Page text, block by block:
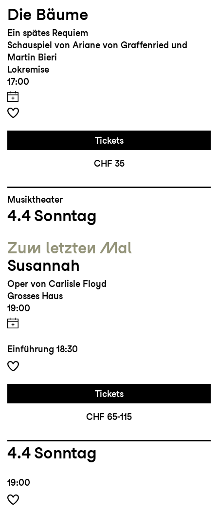
Die Bäume
Ein spätes Requiem
Schauspiel von Ariane von Graffenried und
Martin Bieri
Lokremise
17:00
Tickets
CHF 35
Musiktheater
4.4 Sonntag
Zum letzten Mal
Susannah
Oper von Carlisle Floyd
Grosses Haus
19:00
Einführung 18:30
Tickets
CHF 65-115
4.4 Sonntag
19:00